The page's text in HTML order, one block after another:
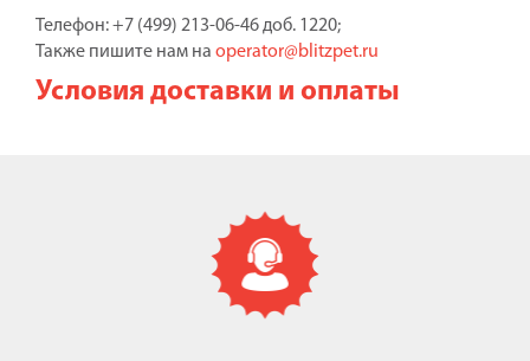
Телефон: +7 (499) 213-06-46 доб. 1220;
Также пишите нам на operator@blitzpet.ru
Условия доставки и оплаты